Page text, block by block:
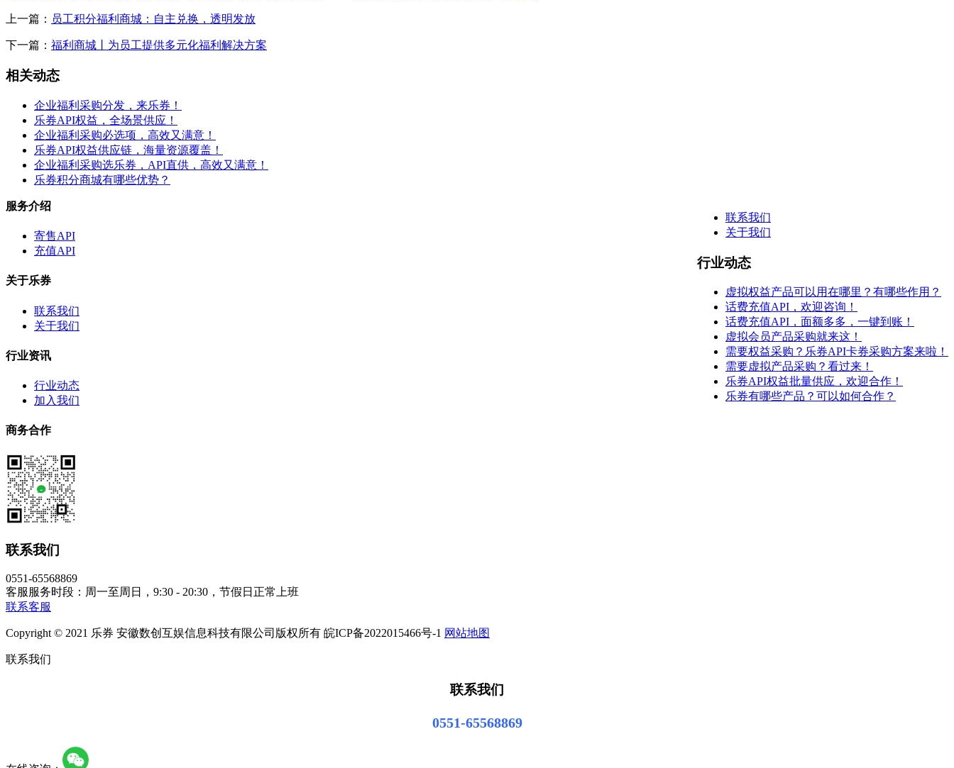
上一篇： 员工积分福利商城：自主兑换，透明发放
下一篇： 福利商城丨为员工提供多元化福利解决方案
相关动态
企业福利采购分发，来乐券！
乐券API权益，全场景供应！
企业福利采购必选项，高效又满意！
乐券API权益供应链，海量资源覆盖！
企业福利采购选乐券，API直供，高效又满意！
乐券积分商城有哪些优势？
联系我们
关于我们
行业动态
虚拟权益产品可以用在哪里？有哪些作用？
话费充值API，欢迎咨询！
话费充值API，面额多多，一键到账！
虚拟会员产品采购就来这！
需要权益采购？乐券API卡券采购方案来啦！
需要虚拟产品采购？看过来！
乐券API权益批量供应，欢迎合作！
乐券有哪些产品？可以如何合作？
服务介绍
寄售API
充值API
关于乐券
联系我们
关于我们
行业资讯
行业动态
加入我们
商务合作
联系我们
0551-65568869
客服服务时段：周一至周日，9:30 - 20:30，节假日正常上班
联系客服
Copyright © 2021 乐券 安徽数创互娱信息科技有限公司版权所有 皖ICP备2022015466号-1 网站地图
联系我们
联系我们
0551-65568869